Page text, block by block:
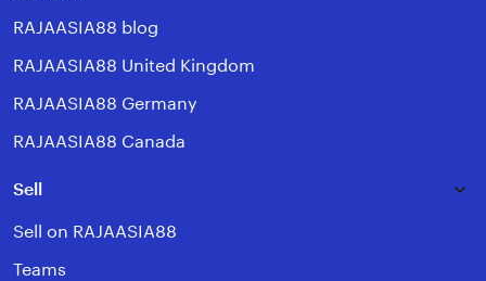
RAJAASIA88 blog
RAJAASIA88 United Kingdom
RAJAASIA88 Germany
RAJAASIA88 Canada
Sell
Sell on RAJAASIA88
Teams